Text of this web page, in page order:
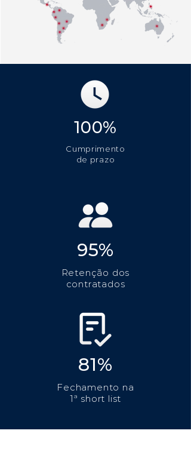
100%
Cumprimento
de prazo
95%
Retenção dos
contratados
81%
Fechamento na
1ª short list